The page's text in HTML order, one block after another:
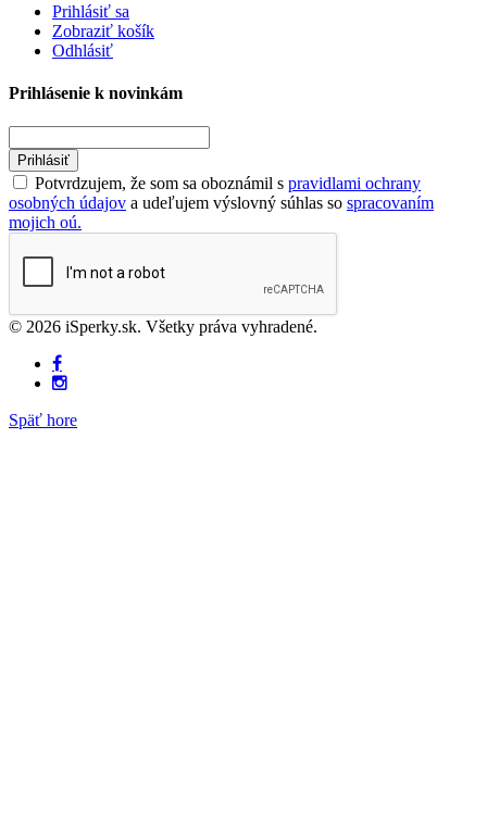
Prihlásiť sa
Zobraziť košík
Odhlásiť
Prihlásenie k novinkám
Prihlásiť
Potvrdzujem, že som sa oboznámil s pravidlami ochrany
osobných údajov a udeľujem výslovný súhlas so spracovaním
mojich oú.
© 2026 iSperky.sk. Všetky práva vyhradené.
Späť hore